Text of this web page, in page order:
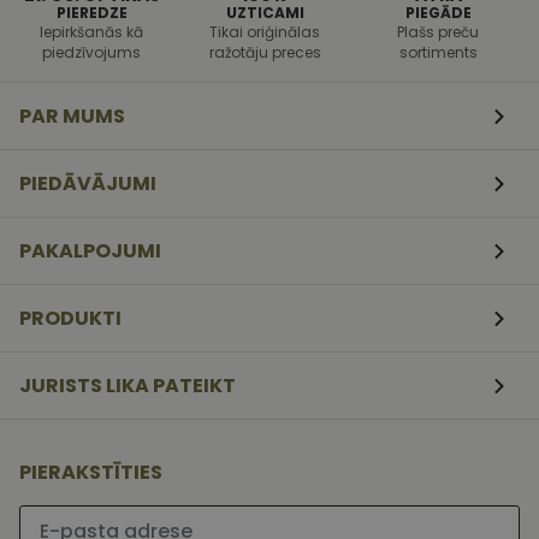
PIEREDZE
Iepirkšanās kā
piedzīvojums
UZTICAMI
Tikai oriģinālas
ražotāju preces
PIEGĀDE
Plašs preču
sortiments
PAR MUMS
PIEDĀVĀJUMI
PAKALPOJUMI
PRODUKTI
JURISTS LIKA PATEIKT
PIERAKSTĪTIES
Lūdzu ievadiet e-pasta adresi
tīmekļa
veidlapām.
Script.com
sīkfailu
lai Cookie-
darbotos